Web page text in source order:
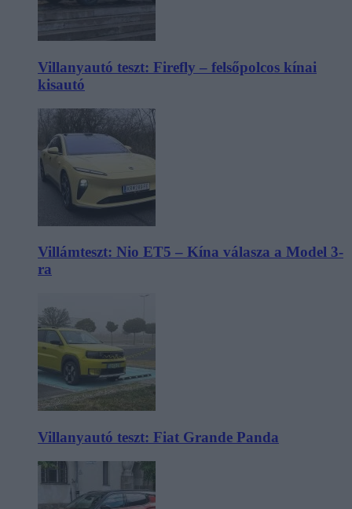
Villanyautó teszt: Firefly – felsőpolcos kínai
kisautó
Villámteszt: Nio ET5 – Kína válasza a Model 3-
ra
Villanyautó teszt: Fiat Grande Panda